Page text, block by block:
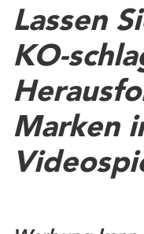
Lassen
KO-
Marken